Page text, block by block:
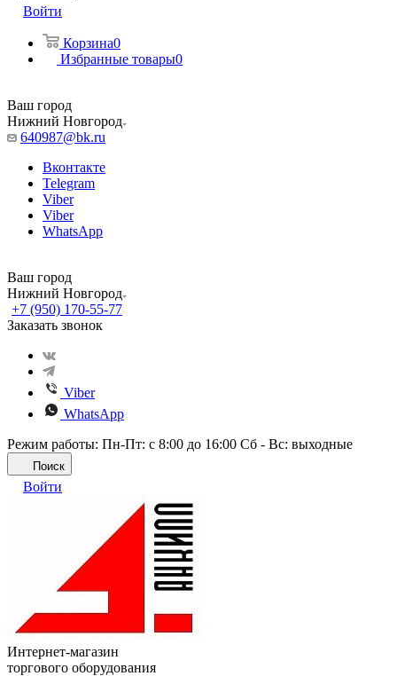
Войти
Корзина0
Избранные товары0
Ваш город
Нижний Новгород
640987@bk.ru
Вконтакте
Telegram
Viber
Viber
WhatsApp
Ваш город
Нижний Новгород
+7 (950) 170-55-77
Заказать звонок
Viber
WhatsApp
Режим работы: Пн-Пт: с 8:00 до 16:00 Сб - Вс: выходные
Поиск
Войти
Интернет-магазин
торгового оборудования